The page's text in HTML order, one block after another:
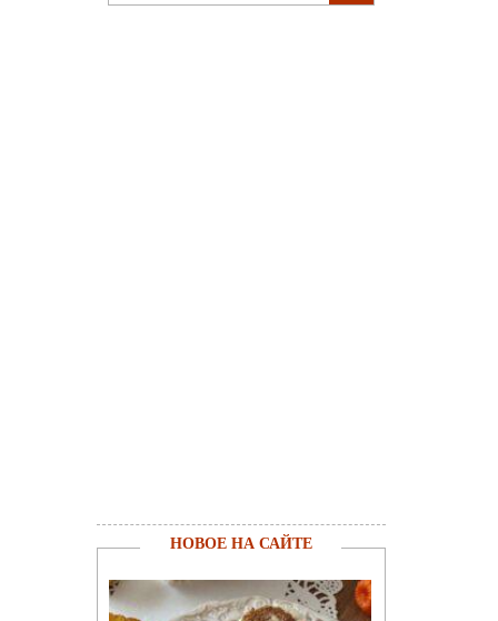
НОВОЕ НА САЙТЕ